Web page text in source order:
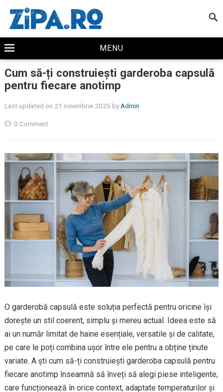
MENU
Cum să-ți construiești garderoba capsulă
pentru fiecare anotimp
Last updated on 21 noiembrie 2025 by Admin
0 Comment
O garderobă capsulă este soluția perfectă pentru oricine își
dorește un stil coerent, simplu și mereu actual. Ideea este să
ai un număr limitat de haine esențiale, versatile și de calitate,
pe care le poți combina ușor între ele pentru a obține ținute
variate. A ști cum să-ți construiești garderoba capsulă pentru
fiecare anotimp înseamnă să înveți să alegi piese inteligente,
care funcționează în orice context, adaptate temperaturilor și